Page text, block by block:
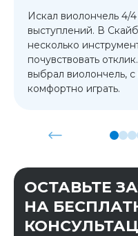
Искал виолончель 4/
выступлений. В
несколько
почувствовать
выбрал виолончель,
комфортно играть.
ОСТАВЬТЕ
НА